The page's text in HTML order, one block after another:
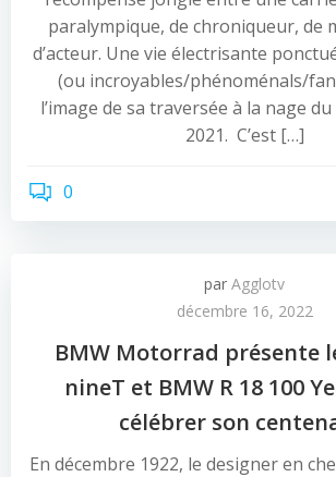
paralympique, de chroniqueur, de
d’acteur. Une vie électrisante
(ou incroyables/phénoménals/
l’image de sa traversée à la nage
2021. C’est […]
0
par Agglotv
décembre 16, 2022
BMW Motorrad présente
nineT et BMW R 18 100
célébrer son
En décembre 1922, le designer en